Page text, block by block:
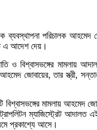
ব্যবস্থাপনা পরিচালক
এ আদেশ দেয়।
বিশ্বাসভঙ্গের মামলায়
জোবায়ের, তার স্ত্রী,
বিশ্বাসভঙ্গের মামলায়
ম্যাজিস্ট্রেট আদালত
প্রকাশ্যে আসে।